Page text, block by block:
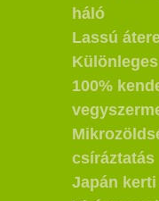
háló
Lassú
100%
csíráztatás
Japán